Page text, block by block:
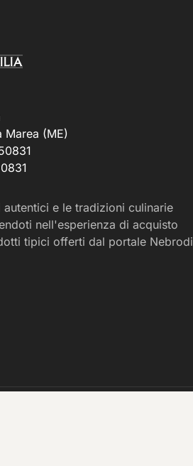
Marea (ME)
e le tradizioni culinarie
nell'esperienza di acquisto
tipici offerti dal portale Nebrodi